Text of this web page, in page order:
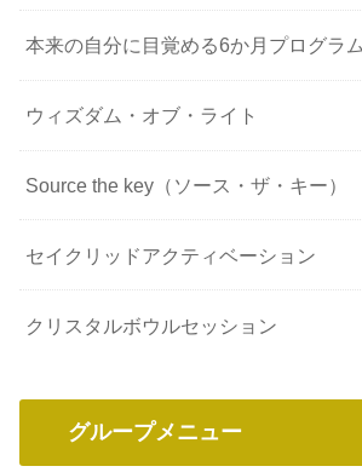
本来の自分に目覚める6か月プログラム
ウィズダム・オブ・ライト
Source the key（ソース・ザ・キー）
セイクリッドアクティベーション
クリスタルボウルセッション
グループメニュー